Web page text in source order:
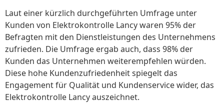
Laut einer kürzlich durchgeführten Umfrage unter
Kunden von Elektrokontrolle Lancy waren 95% der
Befragten mit den Dienstleistungen des Unternehmens
zufrieden. Die Umfrage ergab auch, dass 98% der
Kunden das Unternehmen weiterempfehlen würden.
Diese hohe Kundenzufriedenheit spiegelt das
Engagement für Qualität und Kundenservice wider, das
Elektrokontrolle Lancy auszeichnet.